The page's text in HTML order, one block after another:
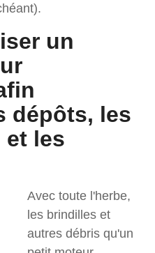
un
dépôts, les
les
Avec toute l'herbe,
les brindilles et
autres débris qu'un